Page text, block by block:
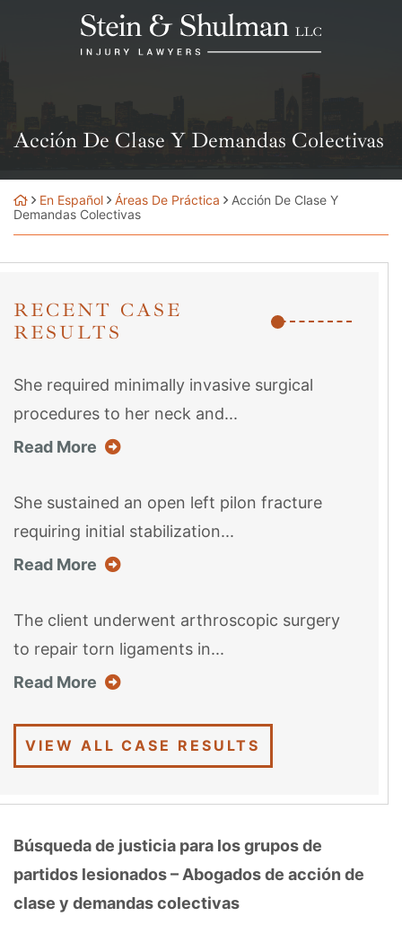
Return home
Acción De Clase Y Demandas Colectivas
En Español Áreas De Práctica
Acción De Clase Y
Demandas Colectivas
RECENT CASE
RESULTS
She required minimally invasive surgical
procedures to her neck and...
Read More about this case result
She sustained an open left pilon fracture
requiring initial stabilization...
Read More about this case result
The client underwent arthroscopic surgery
to repair torn ligaments in...
Read More about this case result
VIEW ALL CASE RESULTS
Búsqueda de justicia para los grupos de
partidos lesionados – Abogados de acción de
clase y demandas colectivas